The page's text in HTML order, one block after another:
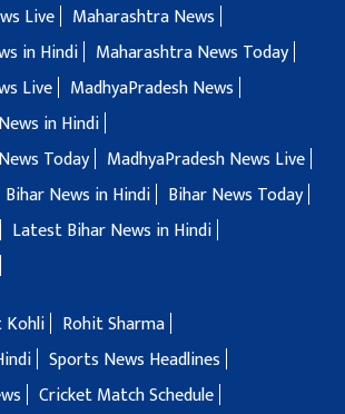
Live
Maharashtra News
in Hindi
Maharashtra News Today
Live
MadhyaPradesh News
in Hindi
Today
MadhyaPradesh News Live
Bihar News in Hindi
Bihar News Today
Latest Bihar News in Hindi
Rohit Sharma
Sports News Headlines
Cricket Match Schedule